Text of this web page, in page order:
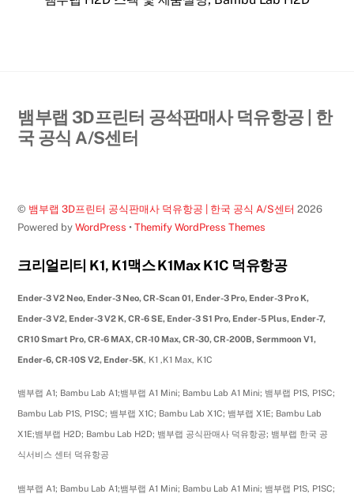
Back
뱀부랩 3D프린터 공식판매사 덕유항공 | 한
국 공식 A/S센터
© 뱀부랩 3D프린터 공식판매사 덕유항공 | 한국 공식 A/S센터 2026
Powered byWordPress •Themify WordPress Themes
크리얼리티 K1, K1맥스 K1Max K1C 덕유항공
Ender-3 V2 Neo, Ender-3 Neo, CR-Scan 01, Ender-3 Pro, Ender-3 Pro K,
Ender-3 V2, Ender-3 V2 K, CR-6 SE, Ender-3 S1 Pro, Ender-5 Plus, Ender-7,
CR10 Smart Pro, CR-6 MAX, CR-10 Max, CR-30, CR-200B, Sermmoon V1,
Ender-6, CR-10S V2, Ender-5K, K1 ,K1 Max, K1C
뱀부랩 A1; Bambu Lab A1;뱀부랩 A1 Mini; Bambu Lab A1 Mini; 뱀부랩 P1S, P1SC;
Bambu Lab P1S, P1SC; 뱀부랩 X1C; Bambu Lab X1C; 뱀부랩 X1E; Bambu Lab
X1E;뱀부랩 H2D; Bambu Lab H2D; 뱀부랩 공식판매사 덕유항공; 뱀부랩 한국 공
식서비스 센터 덕유항공
뱀부랩 A1; Bambu Lab A1;뱀부랩 A1 Mini; Bambu Lab A1 Mini; 뱀부랩 P1S, P1SC;